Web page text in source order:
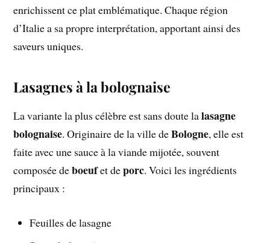
enrichissent ce plat emblématique. Chaque région
d’Italie a sa propre interprétation, apportant ainsi des
saveurs uniques.
Lasagnes à la bolognaise
La variante la plus célèbre est sans doute lalasagne
bolognaise. Originaire de la ville deBologne, elle est
faite avec une sauce à la viande mijotée, souvent
composée deboeufet deporc. Voici les ingrédients
principaux :
Feuilles de lasagne